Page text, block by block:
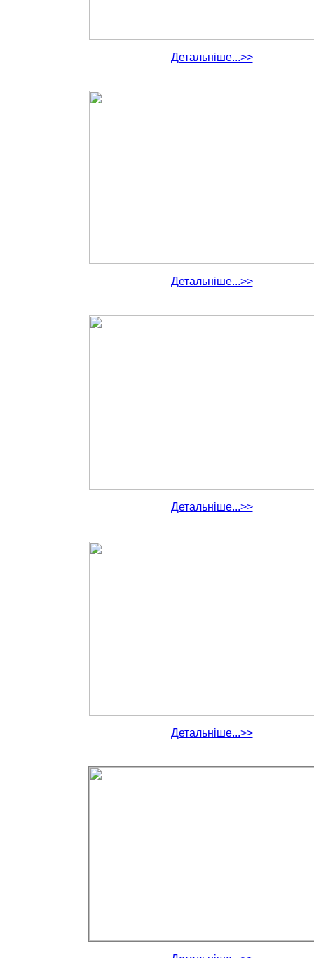
Детальніше...>>
Детальніше...>>
Детальніше...>>
Детальніше...>>